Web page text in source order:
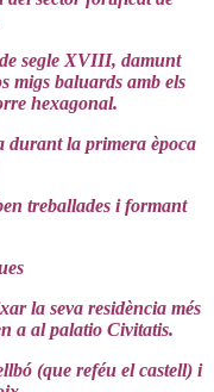
segle XVIII, damunt
migs baluards amb els
hexagonal.
durant la primera època
treballades i formant
la seva residència més
a al palatio Civitatis.
(que reféu el castell) i